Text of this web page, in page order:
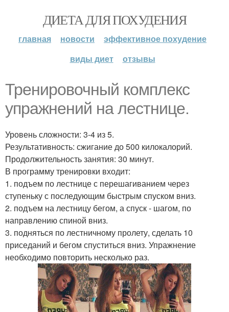
ДИЕТА ДЛЯ ПОХУДЕНИЯ
главная новости
эффективное похудение
виды диет
отзывы
Тренировочный комплекс
упражнений на лестнице.
Уровень сложности: 3-4 из 5.
Результативность: сжигание до 500 килокалорий.
Продолжительность занятия: 30 минут.
В программу тренировки входит:
1. подъем по лестнице с перешагиванием через
ступеньку с последующим быстрым спуском вниз.
2. подъем на лестницу бегом, а спуск - шагом, по
направлению спиной вниз.
3. подняться по лестничному пролету, сделать 10
приседаний и бегом спуститься вниз. Упражнение
необходимо повторить несколько раз.